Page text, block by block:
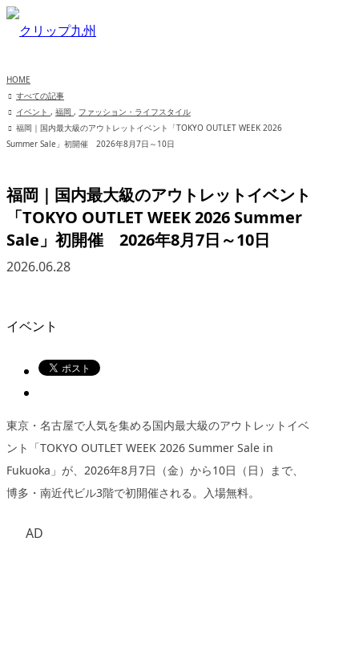
HOME
すべての記事
イベント , 福岡 , ファッション・ライフスタイル
福岡｜国内最大級のアウトレットイベント「TOKYO OUTLET WEEK 2026
Summer Sale」初開催 2026年8月7日～10日
福岡｜国内最大級のアウトレットイベント
「TOKYO OUTLET WEEK 2026 Summer
Sale」初開催 2026年8月7日～10日
2026.06.28
イベント
東京・名古屋で人気を集める国内最大級のアウトレットイベ
ント「TOKYO OUTLET WEEK 2026 Summer Sale in
Fukuoka」が、2026年8月7日（金）から10日（日）まで、
博多・南近代ビル3階で初開催される。入場無料。
AD